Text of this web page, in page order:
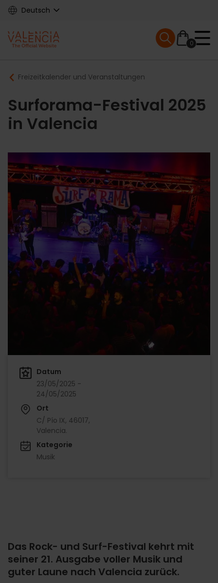
Skip
content
Deutsch
Main
navigation
0
Mobile menu
Breadcrumb
Freizeitkalender und Veranstaltungen
Surforama-Festival 2025
in Valencia
Datum
23/05/2025 -
24/05/2025
Ort
C/ Pío IX, 46017,
Valencia.
Kategorie
Musik
Das Rock- und Surf-Festival kehrt mit
seiner 21. Ausgabe voller Musik und
guter Laune nach Valencia zurück.